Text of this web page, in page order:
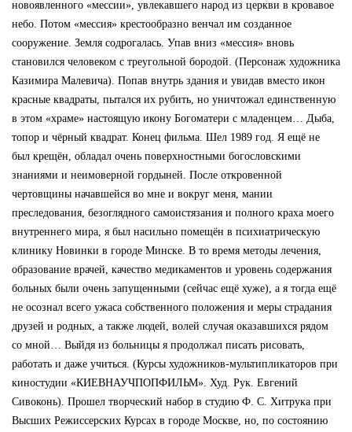
новоявленного «мессии», увлекавшего народ из церкви в кровавое
небо. Потом «мессия» крестообразно венчал им созданное
сооружение. Земля содрогалась. Упав вниз «мессия» вновь
становился человеком с треугольной бородой. (Персонаж художника
Казимира Малевича). Попав внутрь здания и увидав вместо икон
красные квадраты, пытался их рубить, но уничтожал единственную
в этом «храме» настоящую икону Богоматери с младенцем… Дыба,
топор и чёрный квадрат. Конец фильма. Шел 1989 год. Я ещё не
был крещён, обладал очень поверхностными богословскими
знаниями и неимоверной гордыней. После откровенной
чертовщины начавшейся во мне и вокруг меня, мании
преследования, безоглядного самоистязания и полного краха моего
внутреннего мира, я был насильно помещён в психиатрическую
клинику Новинки в городе Минске. В то время методы лечения,
образование врачей, качество медикаментов и уровень содержания
больных были очень запущенными (сейчас ещё хуже), а я тогда ещё
не осознал всего ужаса собственного положения и меры страдания
друзей и родных, а также людей, волей случая оказавшихся рядом
со мной… Выйдя из больницы я продолжал писать рисовать,
работать и даже учиться. (Курсы художников-мультипликаторов при
киностудии «КИЕВНАУЧПОПФИЛЬМ». Худ. Рук. Евгений
Сивоконь). Прошел творческий набор в студию Ф. С. Хитрука при
Высших Режиссерских Курсах в городе Москве, но, по состоянию